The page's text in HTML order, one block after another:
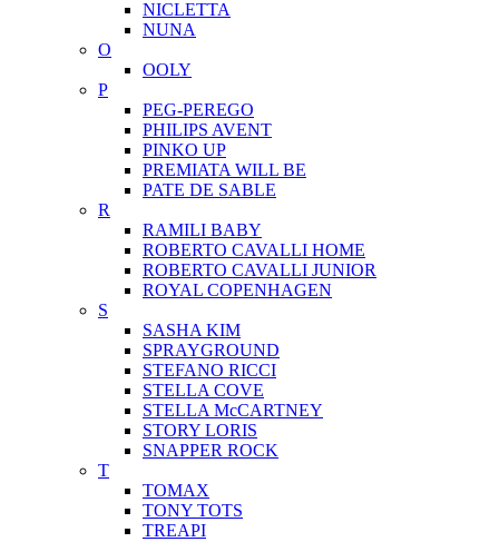
NICLETTA
NUNA
O
OOLY
P
PEG-PEREGO
PHILIPS AVENT
PINKO UP
PREMIATA WILL BE
PATE DE SABLE
R
RAMILI BABY
ROBERTO CAVALLI HOME
ROBERTO CAVALLI JUNIOR
ROYAL COPENHAGEN
S
SASHA KIM
SPRAYGROUND
STEFANO RICCI
STELLA COVE
STELLA McCARTNEY
STORY LORIS
SNAPPER ROCK
T
TOMAX
TONY TOTS
TREAPI